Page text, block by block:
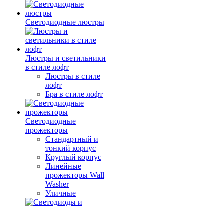
Светодиодные люстры
Люстры и светильники
в стиле лофт
Люстры в стиле
лофт
Бра в стиле лофт
Светодиодные
прожекторы
Стандартный и
тонкий корпус
Круглый корпус
Линейные
прожекторы Wall
Washer
Уличные